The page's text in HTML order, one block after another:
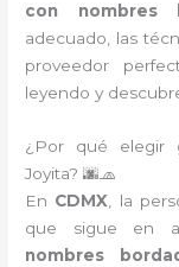
con nombres
adecuado, las
proveedor
leyendo y
¿Por qué elegir
Joyita? 🌆🧢
En CDMX , la
que sigue en
nombres